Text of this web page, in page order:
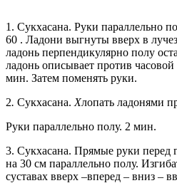
1. Сукхасана. Руки параллельно
60 . Ладони выгнуты вверх в
ладонь перпендикулярно полу
ладонь описывает против
мин. Затем поменять руки.
2. Сукхасана. Хлопать ладонями
Руки параллельно полу. 2 мин.
3. Сукхасана. Прямые руки перед
на 30 см параллельно полу.
суставах вверх –вперед – вниз –